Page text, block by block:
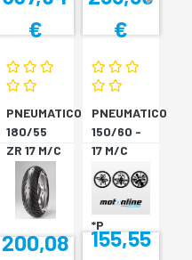
€
€
PNEUMATICO
180/55
ZR 17 M/C
(73W) TL
ANGEL ST
*P
200,08
PNEUMATICO
150/60 -
17 M/C
66S TL
DIABLO
ROSSO S
*P
155,55